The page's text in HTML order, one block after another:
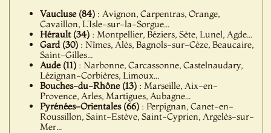
Vaucluse (84) : Avignon, Carpentras, Orange,
Cavaillon, L'Isle-sur-la-Sorgue...
Hérault (34) : Montpellier, Béziers, Sète, Lunel, Agde...
Gard (30) : Nîmes, Alès, Bagnols-sur-Cèze, Beaucaire,
Saint-Gilles...
Aude (11) : Narbonne, Carcassonne, Castelnaudary,
Lézignan-Corbières, Limoux...
Bouches-du-Rhône (13) : Marseille, Aix-en-
Provence, Arles, Martigues, Aubagne...
Pyrénées-Orientales (66) : Perpignan, Canet-en-
Roussillon, Saint-Estève, Saint-Cyprien, Argelès-sur-
Mer...